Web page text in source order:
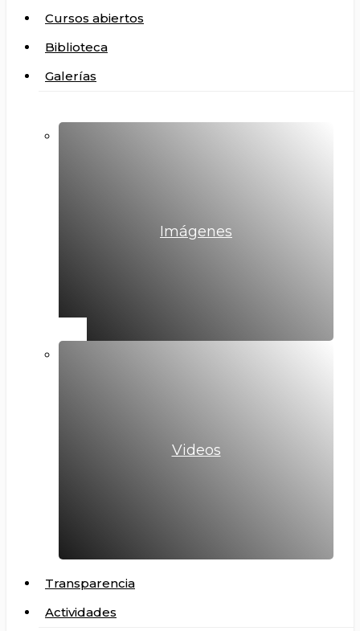
Cursos abiertos
Biblioteca
Galerías
Imágenes
Videos
Transparencia
Actividades